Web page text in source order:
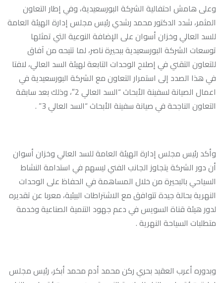
وعلى هامش احتفالية الشركة البورسعيدية، وفي إطار التعاون
المثمر، شدد الدكتور محمد رشدي رئيس مجلس إدارة الهيئة العامة
للسد العالي وخزان أسوان على الإضافة النوعية التي تمثلها
توسعات الشركة البورسعيدية ببحيرة ناصر، لما تتيحه من آفاق
للتعاون التقني في إصلاح الوحدات التابعة لهيئة السد العالي، لافتا
في هذا الصدد إلى استمرار التعاون مع الشركة البورسعيدية في
اعمال الصيانة لسفينة الأبحاث “السد العالي 2″، وذلك بعد سابقة
التعاون الناجحة في صيانة سفينة الأبحاث “السد العالي 3” .
وأكد رئيس مجلس إدارة الهيئة العامة للسد العالي وخزان أسوان
أن دور الشركة يتجاوز الجانب الفني ليسهم في استدامة النشاط
السياحي بالبحيرة من خلال المساهمة في الحفاظ على الوحدات
النهرية بحالة جيدة تتوافق مع الاشتراطات البيئية، معربا عن تقديره
لدور هيئة قناة السويس في دعم جهود التنمية الصناعية وخدمة
متطلبات السياحة النهرية .
وبدوره أعرب العقيد بحري ركن محمد أدم محمد أبكر، رئيس مجلس